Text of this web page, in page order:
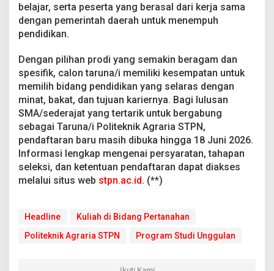
belajar, serta peserta yang berasal dari kerja sama
dengan pemerintah daerah untuk menempuh
pendidikan.
Dengan pilihan prodi yang semakin beragam dan
spesifik, calon taruna/i memiliki kesempatan untuk
memilih bidang pendidikan yang selaras dengan
minat, bakat, dan tujuan kariernya. Bagi lulusan
SMA/sederajat yang tertarik untuk bergabung
sebagai Taruna/i Politeknik Agraria STPN,
pendaftaran baru masih dibuka hingga 18 Juni 2026.
Informasi lengkap mengenai persyaratan, tahapan
seleksi, dan ketentuan pendaftaran dapat diakses
melalui situs web stpn.ac.id. (**)
Headline
Kuliah di Bidang Pertanahan
Politeknik Agraria STPN
Program Studi Unggulan